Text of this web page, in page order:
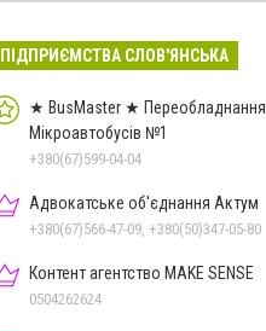
ПІДПРИЄМСТВА СЛОВ'ЯНСЬКА
★ BusMaster ★ Переобладнання
Мікроавтобусів №1
+380(67)599-04-04
Адвокатське об'єднання Актум
+380(67)566-47-09, +380(50)347-05-80
Контент агентство MAKE SENSE
0504262624